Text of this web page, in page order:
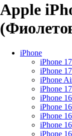
Apple
iPhone
iPhone
iPhone
iPhone
iPhone 17
iPhone
iPhone
iPhone
iPhone 16
iPhone